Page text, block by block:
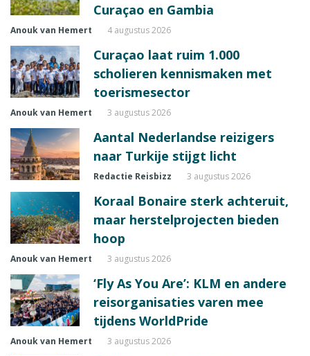
Curaçao en Gambia
Anouk van Hemert 4 augustus 2026
Curaçao laat ruim 1.000
scholieren kennismaken met
toerismesector
Anouk van Hemert 3 augustus 2026
Aantal Nederlandse reizigers
naar Turkije stijgt licht
Redactie Reisbizz 3 augustus 2026
Koraal Bonaire sterk achteruit,
maar herstelprojecten bieden
hoop
Anouk van Hemert 3 augustus 2026
‘Fly As You Are’: KLM en andere
reisorganisaties varen mee
tijdens WorldPride
Anouk van Hemert 3 augustus 2026